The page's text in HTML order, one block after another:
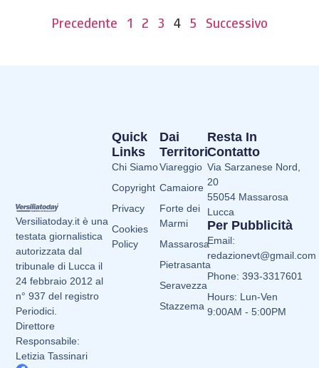
Precedente 1 2 3 4 5 Successivo
Versiliatoday.it è una
testata giornalistica
autorizzata dal
tribunale di Lucca il
24 febbraio 2012 al
n° 937 del registro
Periodici.
Direttore
Responsabile:
Letizia Tassinari
Dai
Territori
Viareggio
Camaiore
Forte dei
Marmi
Massarosa
Pietrasanta
Seravezza
Stazzema
Quick
Links
Chi Siamo
Copyright
Privacy
Cookies
Policy
Resta In
Contatto
Via Sarzanese Nord,
20
55054 Massarosa
Lucca
Per Pubblicità
Email:
redazionevt@gmail.com
Phone: 393-3317601
Hours: Lun-Ven
9:00AM - 5:00PM